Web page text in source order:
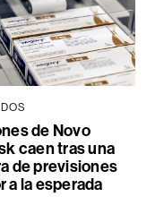
de Novo
caen tras una
de previsiones
a la esperada